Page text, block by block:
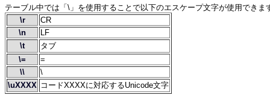
テーブル中では「\」を使用することで以下のエスケープ文字が使用できま
\r
CR
\n
LF
\t
タブ
\=
=
\\
\
\uXXXX コードXXXXに対応するUnicode文字